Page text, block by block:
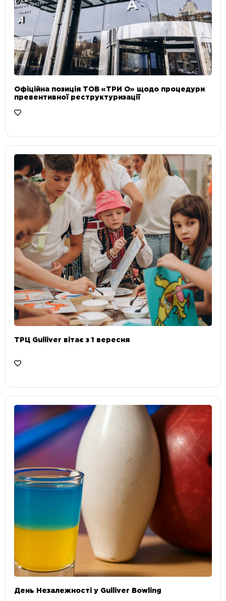
Офіційна позиція ТОВ «ТРИ О» щодо процедури
превентивної реструктуризації
ТРЦ Gulliver вітає з 1 вересня
День Незалежності у Gulliver Bowling